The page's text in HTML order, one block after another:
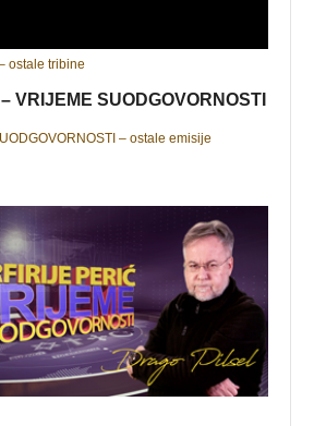
ostale tribine
VRIJEME SUODGOVORNOSTI
– ostale emisije